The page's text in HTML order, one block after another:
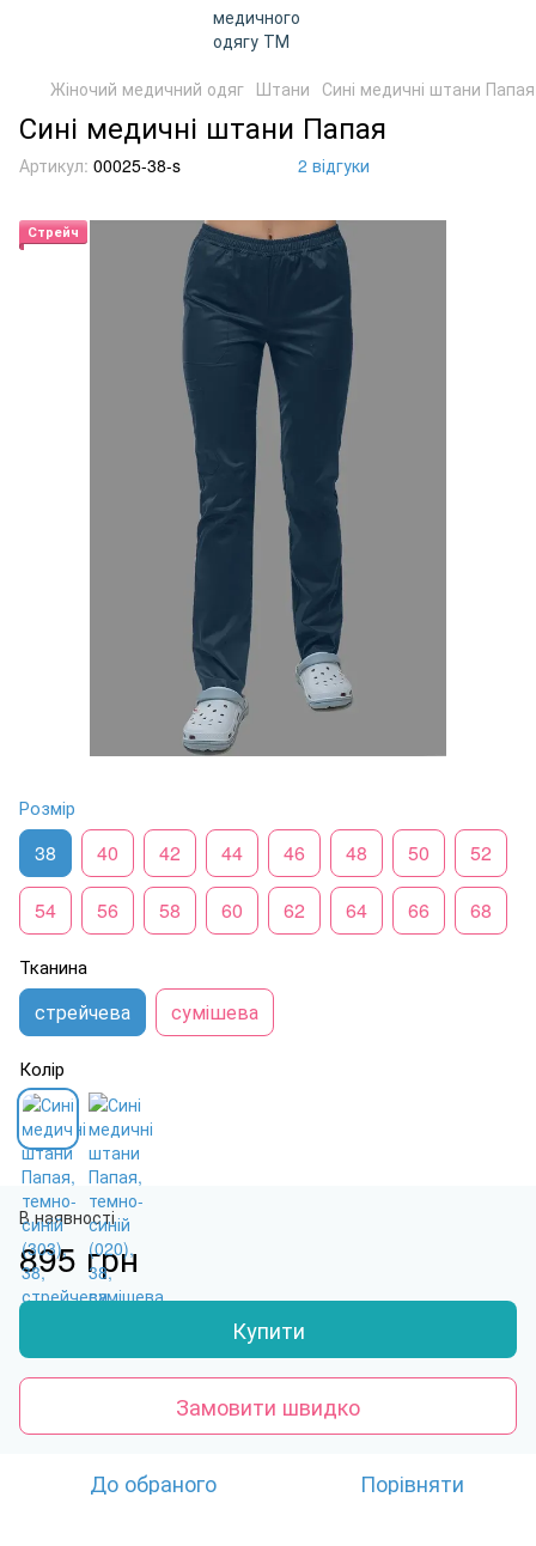
Жіночий медичний одяг Штани Сині медичні штани Папая
Сині медичні штани Папая
Артикул: 00025-38-s 2 відгуки
Стрейч
Розмір
38 40 42 44 46 48 50 52
54 56 58 60 62 64 66 68
Тканина
стрейчева сумішева
Колір
В наявності
895 грн
Купити
Замовити швидко
До обраного Порівняти